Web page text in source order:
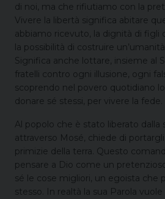
di noi, ma che rifiutiamo con la
Vivere la libertà significa abitare
abbiamo ricevuto, la dignità di figli
la possibilità di costruire
Significa anche lottare, insieme al
fratelli contro ogni illusione, ogni
scoprendo nel povero quotidiano
donare sé stessi, per vivere la fede.
Al popolo che è stato liberato dalla
attraverso Mosé, chiede di
primizie della terra. Questo
pensare a Dio come un
sé le cose migliori, un egoista che
stesso. In realtà la sua Parola